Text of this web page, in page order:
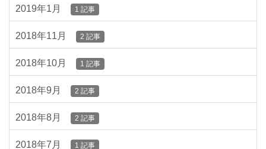
2019年1月 1 記事
2018年11月 2 記事
2018年10月 1 記事
2018年9月 2 記事
2018年8月 2 記事
2018年7月 1 記事